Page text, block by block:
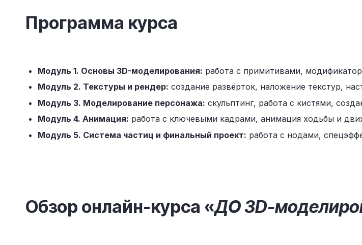
Программа курса
Модуль 1. Основы 3D-моделирования: работа с примитивами,
Модуль 2. Текстуры и рендер: создание развёрток, наложение текстур,
Модуль 3. Моделирование персонажа: скульптинг, работа с кистями,
Модуль 4. Анимация: работа с ключевыми кадрами, анимация ходьбы и
Модуль 5. Система частиц и финальный проект: работа с нодами,
Обзор онлайн-курса «ДО 3D-